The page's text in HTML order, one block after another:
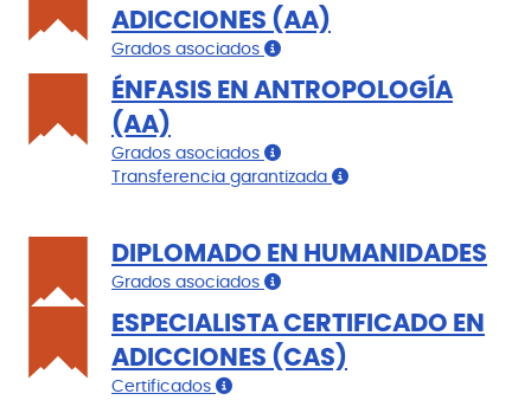
ADICCIONES (AA)
Grados asociados
ÉNFASIS EN ANTROPOLOGÍA
(AA)
Grados asociados
Transferencia garantizada
DIPLOMADO EN HUMANIDADES
Grados asociados
ESPECIALISTA CERTIFICADO EN
ADICCIONES (CAS)
Certificados